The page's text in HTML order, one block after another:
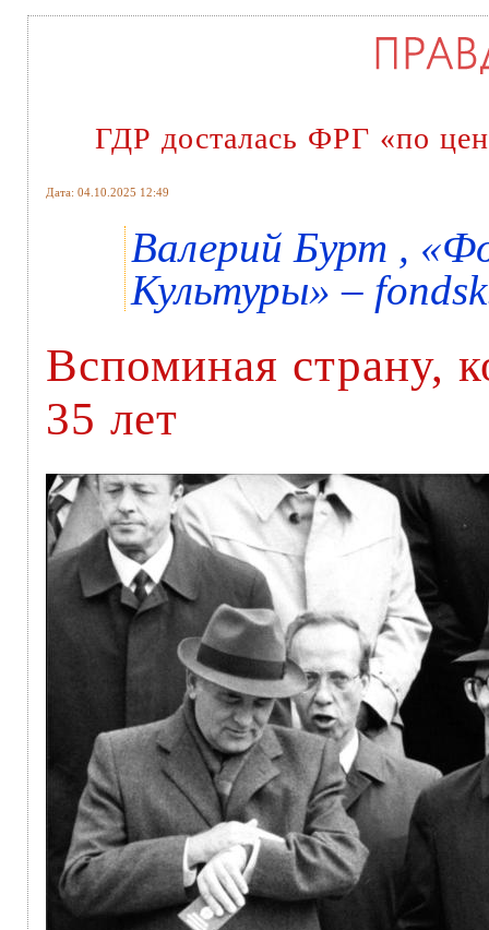
ГДР досталась ФРГ «по
Дата: 04.10.2025 12:49
Валерий Бурт ,
Культуры» –
Вспоминая страну,
35 лет